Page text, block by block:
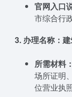
官网入口
市综合行
3. 办理名称：
所需材料：
场所证明
位营业执照